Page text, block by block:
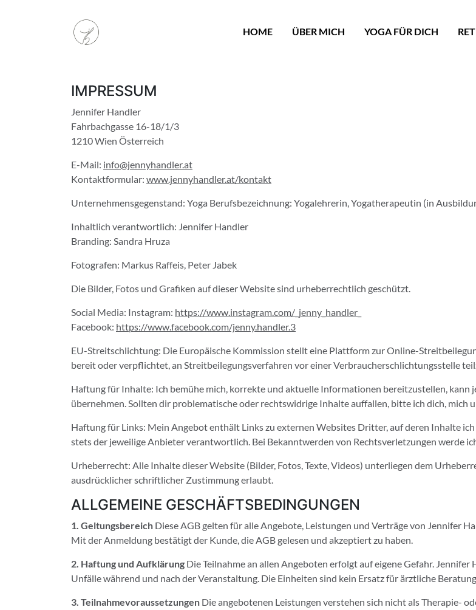
HOME ÜBER MICH YOGA FÜR DICH
IMPRESSUM
Jennifer Handler
Fahrbachgasse 16-18/1/3
1210 Wien Österreich
E-Mail: info@jennyhandler.at
Kontaktformular: www.jennyhandler.at/kontakt
Unternehmensgegenstand: Yoga Berufsbezeichnung: Yogalehrerin, Yogatherapeutin (in
Inhaltlich verantwortlich: Jennifer Handler
Branding: Sandra Hruza
Fotografen: Markus Raffeis, Peter Jabek
Die Bilder, Fotos und Grafiken auf dieser Website sind urheberrechtlich geschützt.
Social Media: Instagram: https://www.instagram.com/_jenny_handler
Facebook: https://www.facebook.com/jenny.handler.3
EU-Streitschlichtung: Die Europäische Kommission stellt eine Plattform zur Online-
bereit oder verpflichtet, an Streitbeilegungsverfahren vor einer Verbraucherschlichtungsstelle
Haftung für Inhalte: Ich bemühe mich, korrekte und aktuelle Informationen bereitzustellen,
übernehmen. Sollten dir problematische oder rechtswidrige Inhalte auffallen, bitte ich dich, mich
Haftung für Links: Mein Angebot enthält Links zu externen Websites Dritter, auf deren Inhalte
stets der jeweilige Anbieter verantwortlich. Bei Bekanntwerden von Rechtsverletzungen werde
Urheberrecht: Alle Inhalte dieser Website (Bilder, Fotos, Texte, Videos) unterliegen dem
ausdrücklicher schriftlicher Zustimmung erlaubt.
ALLGEMEINE GESCHÄFTSBEDINGUNGEN
1. Geltungsbereich Diese AGB gelten für alle Angebote, Leistungen und Verträge von Jennifer
Mit der Anmeldung bestätigt der Kunde, die AGB gelesen und akzeptiert zu haben.
2. Haftung und Aufklärung Die Teilnahme an allen Angeboten erfolgt auf eigene Gefahr.
Unfälle während und nach der Veranstaltung. Die Einheiten sind kein Ersatz für ärztliche
3. Teilnahmevoraussetzungen Die angebotenen Leistungen verstehen sich nicht als Therapie-